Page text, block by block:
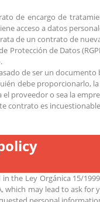
de encargo de
acceso a datos
de un contrato de
Protección de Datos
de ser un
debe proporcionarlo,
el proveedor o sea la
contrato es
the Ley Orgánica 15/
which may lead to ask